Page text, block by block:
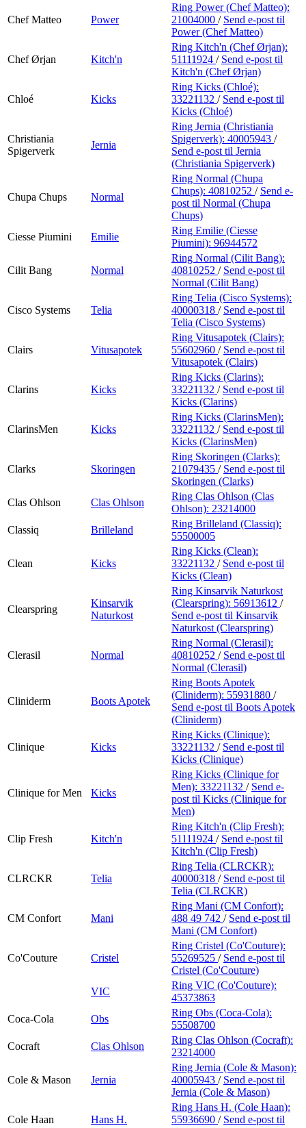
Chef Matteo Power
Ring Power (Chef Matteo):
21004000 / Send e-post til
Power (Chef Matteo)
Chef Ørjan Kitch'n
Ring Kitch'n (Chef Ørjan):
51111924 / Send e-post til
Kitch'n (Chef Ørjan)
Chloé Kicks
Ring Kicks (Chloé):
33221132 / Send e-post til
Kicks (Chloé)
Christiania
Spigerverk
Jernia
Ring Jernia (Christiania
Spigerverk): 40005943 /
Send e-post til Jernia
(Christiania Spigerverk)
Chupa Chups Normal
Ring Normal (Chupa
Chups): 40810252 / Send e-
post til Normal (Chupa
Chups)
Ciesse Piumini
Emilie
Ring Emilie (Ciesse
Piumini): 96944572
Cilit Bang Normal
Ring Normal (Cilit Bang):
40810252 / Send e-post til
Normal (Cilit Bang)
Cisco Systems Telia
Ring Telia (Cisco Systems):
40000318 / Send e-post til
Telia (Cisco Systems)
Clairs Vitusapotek
Ring Vitusapotek (Clairs):
55602960 / Send e-post til
Vitusapotek (Clairs)
Clarins Kicks
Ring Kicks (Clarins):
33221132 / Send e-post til
Kicks (Clarins)
ClarinsMen Kicks
Ring Kicks (ClarinsMen):
33221132 / Send e-post til
Kicks (ClarinsMen)
Clarks Skoringen
Ring Skoringen (Clarks):
21079435 / Send e-post til
Skoringen (Clarks)
Clas Ohlson
Clas Ohlson
Ring Clas Ohlson (Clas
Ohlson): 23214000
Classiq
Brilleland
Ring Brilleland (Classiq):
55500005
Clean Kicks
Ring Kicks (Clean):
33221132 / Send e-post til
Kicks (Clean)
Clearspring
Kinsarvik
Naturkost
Ring Kinsarvik Naturkost
(Clearspring): 56913612 /
Send e-post til Kinsarvik
Naturkost (Clearspring)
Clerasil Normal
Ring Normal (Clerasil):
40810252 / Send e-post til
Normal (Clerasil)
Cliniderm Boots Apotek
Ring Boots Apotek
(Cliniderm): 55931880 /
Send e-post til Boots Apotek
(Cliniderm)
Clinique Kicks
Ring Kicks (Clinique):
33221132 / Send e-post til
Kicks (Clinique)
Clinique for Men Kicks
Ring Kicks (Clinique for
Men): 33221132 / Send e-
post til Kicks (Clinique for
Men)
Clip Fresh Kitch'n
Ring Kitch'n (Clip Fresh):
51111924 / Send e-post til
Kitch'n (Clip Fresh)
CLRCKR Telia
Ring Telia (CLRCKR):
40000318 / Send e-post til
Telia (CLRCKR)
CM Confort Mani
Ring Mani (CM Confort):
488 49 742 / Send e-post til
Mani (CM Confort)
Co'Couture Cristel
Ring Cristel (Co'Couture):
55269525 / Send e-post til
Cristel (Co'Couture)
VIC
Ring VIC (Co'Couture):
45373863
Coca-Cola
Obs
Ring Obs (Coca-Cola):
55508700
Cocraft
Clas Ohlson
Ring Clas Ohlson (Cocraft):
23214000
Cole & Mason Jernia
Ring Jernia (Cole & Mason):
40005943 / Send e-post til
Jernia (Cole & Mason)
Cole Haan Hans H.
Ring Hans H. (Cole Haan):
55936690 / Send e-post til